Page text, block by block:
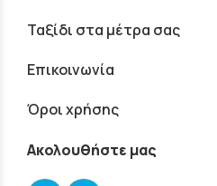
Ταξίδι στα μέτρα σας
Επικοινωνία
Όροι χρήσης
Ακολουθήστε μας